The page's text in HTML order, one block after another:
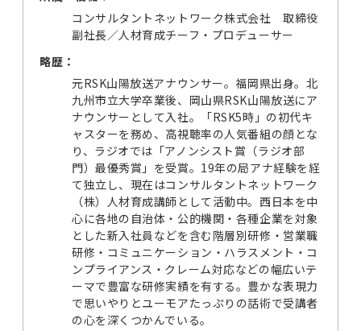
コンサルタントネットワーク株式会社 取締役
副社長／人材育成チーフ・プロデューサー
略歴：
元RSK山陽放送アナウンサー。福岡県出身。北
九州市立大学卒業後、岡山県RSK山陽放送にア
ナウンサーとして入社。「RSK5時」の初代キ
ャスターを務め、高視聴率の人気番組の顔とな
り、ラジオでは「アノンシスト賞（ラジオ部
門）最優秀賞」を受賞。19年の局アナ経験を経
て独立し、現在はコンサルタントネットワーク
（株）人材育成講師として活動中。西日本を中
心に各地の自治体・公的機関・各種企業を対象
とした新入社員などを含む階層別研修・営業職
研修・コミュニケーション・ハラスメント・コ
ンプライアンス・クレーム対応などの幅広いテ
ーマで豊富な研修実績を有する。豊かな表現力
で思いやりとユーモアたっぷりの話術で受講者
の心を深くつかんでいる。